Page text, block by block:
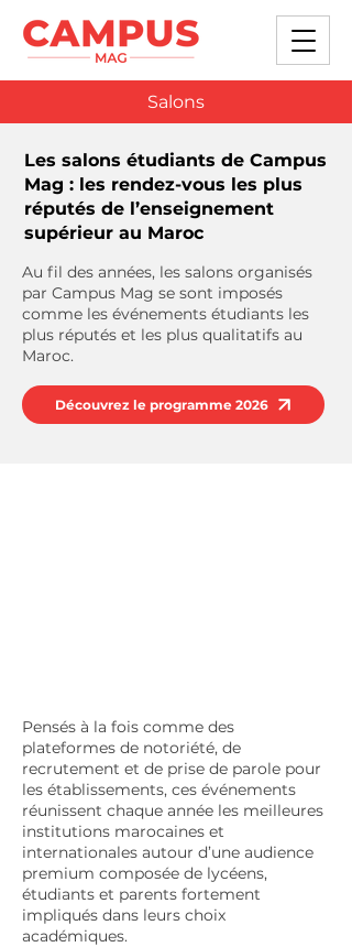
Salons
Les salons étudiants de Campus
Mag : les rendez-vous les plus
réputés de l’enseignement
supérieur au Maroc
Au fil des années, les salons organisés
par Campus Mag se sont imposés
comme les événements étudiants les
plus réputés et les plus qualitatifs au
Maroc.
Découvrez le programme 2026
Pensés à la fois comme des
plateformes de notoriété, de
recrutement et de prise de parole pour
les établissements, ces événements
réunissent chaque année les meilleures
institutions marocaines et
internationales autour d’une audience
premium composée de lycéens,
étudiants et parents fortement
impliqués dans leurs choix
académiques.